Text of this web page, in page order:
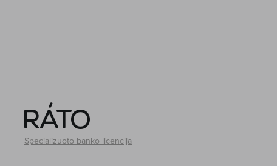
Specializuoto banko licencija